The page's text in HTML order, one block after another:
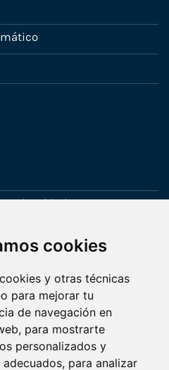
cookies
y otras técnicas
para mejorar tu
de navegación en
para mostrarte
personalizados y
adecuados, para analizar
privacidade